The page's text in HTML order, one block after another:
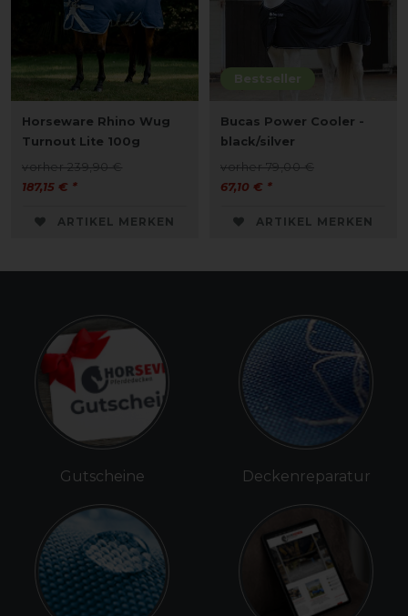
Horseware Rhino Wug
Turnout Lite 100g
vorher 239,90 €
187,15 € *
ARTIKEL MERKEN
Bestseller
Bucas Power Cooler -
black/silver
vorher 79,00 €
67,10 € *
ARTIKEL MERKEN
Gutscheine Deckenreparatur